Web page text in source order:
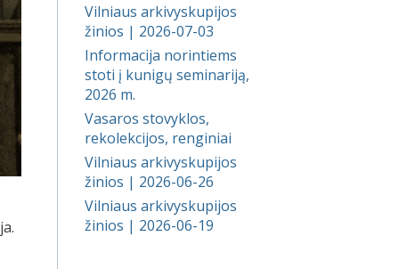
Vilniaus arkivyskupijos
žinios | 2026-07-03
Informacija norintiems
stoti į kunigų seminariją,
2026 m.
Vasaros stovyklos,
rekolekcijos, renginiai
Vilniaus arkivyskupijos
žinios | 2026-06-26
Vilniaus arkivyskupijos
žinios | 2026-06-19